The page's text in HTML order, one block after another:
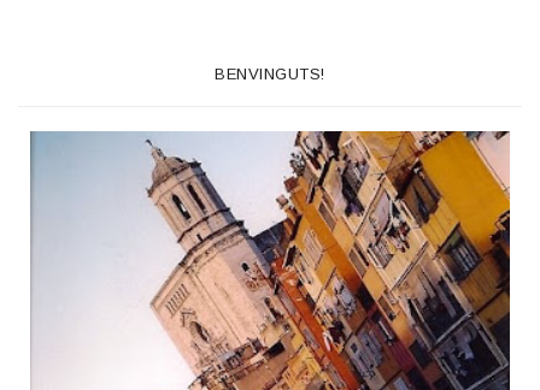
BENVINGUTS!